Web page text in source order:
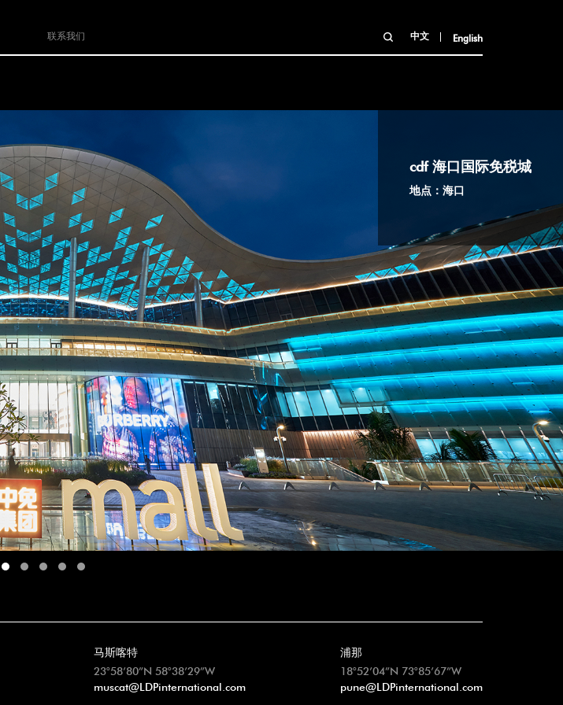
联系我们 中文 English
cdf 海口国际免税城
地点：海口
马斯喀特
23°58’80”N 58°38’29”W
muscat@LDPinternational.com
浦那
18°52’04”N 73°85’67”W
pune@LDPinternational.com